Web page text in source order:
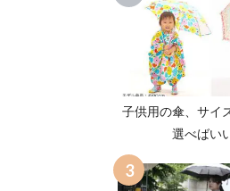
子供用の傘、サイ
選べばい